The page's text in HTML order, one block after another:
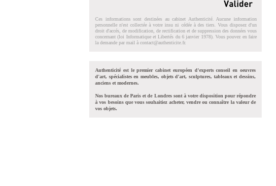
Ces informations sont destinées au cabinet Authenticité. Aucune information
personnelle n'est collectée à votre insu ni cédée à des tiers. Vous disposez d'un
droit d'accés, de modification, de rectification et de suppression des données vous
concernant (loi Informatique et Libertés du 6 janvier 1978). Vous pouvez en faire
la demande par mail à contact@authenticite.fr.
Authenticité est le premier cabinet européen d'experts conseil en oeuvres
d'art, spécialistes en meubles, objets d'art, sculptures, tableaux et dessins,
anciens et modernes.
Nos bureaux de Paris et de Londres sont à votre disposition pour répondre
à vos besoins que vous souhaitiez acheter, vendre ou connaître la valeur de
vos objets.